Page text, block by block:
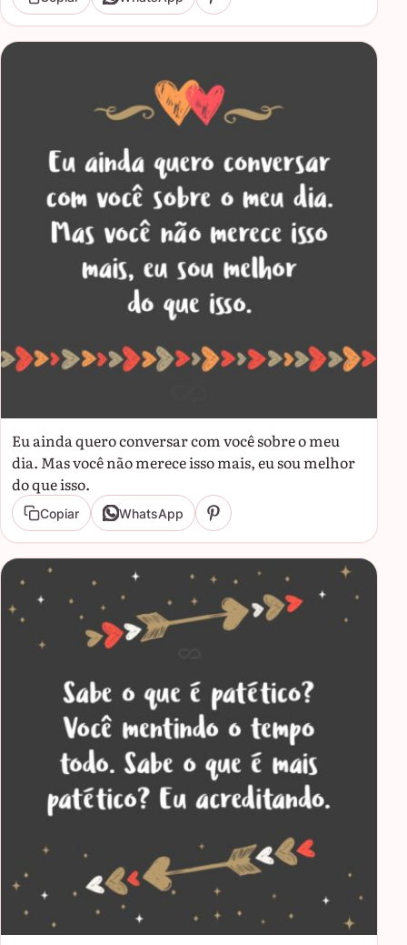
Eu ainda quero conversar com você sobre o meu
dia. Mas você não merece isso mais, eu sou melhor
do que isso.
Copiar WhatsApp